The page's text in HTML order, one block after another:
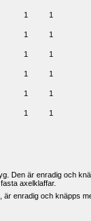
1 1
1 1
1 1
1 1
1 1
1 1
Den är enradig och
axelklaffar.
är enradig och knäpps